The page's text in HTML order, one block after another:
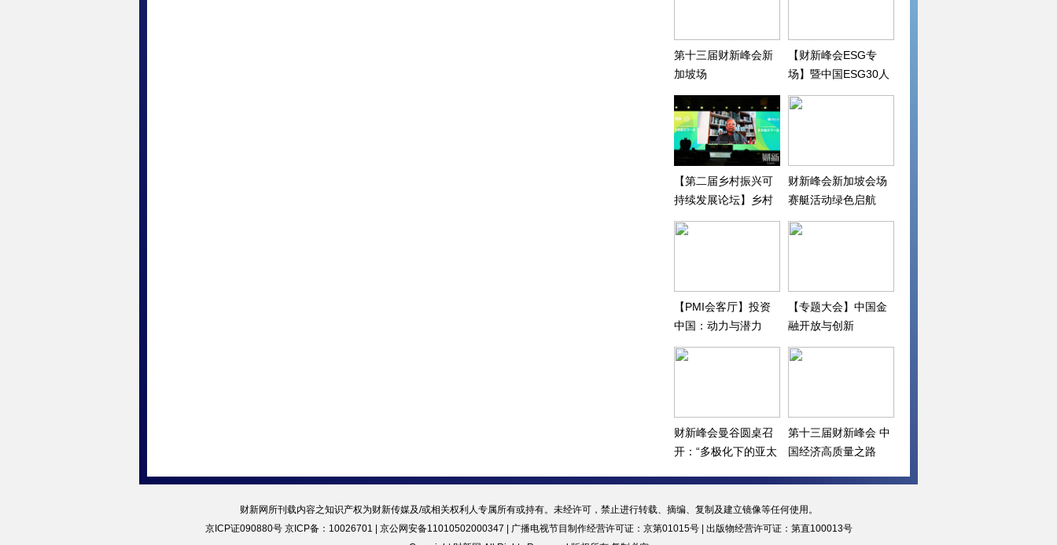
第十三届财新峰会新
加坡场
【财新峰会ESG专
场】暨中国ESG30人
论坛2022年会
【第二届乡村振兴可
持续发展论坛】乡村
振兴下一步
财新峰会新加坡会场
赛艇活动绿色启航
【PMI会客厅】投资
中国：动力与潜力
【专题大会】中国金
融开放与创新
财新峰会曼谷圆桌召
开：“多极化下的亚太
第十三届财新峰会 中
国经济高质量之路
财新网所刊载内容之知识产权为财新传媒及/或相关权利人专属所有或持有。未经许可，禁止进行转载、摘编、复制及建立镜像等任何使用。
京ICP证090880号京ICP备：10026701 | 京公网安备11010502000347 | 广播电视节目制作经营许可证：京第01015号| 出版物经营许可证：第直100013号